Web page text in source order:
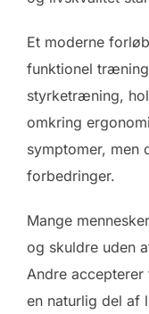
Et moderne
funktionel
styrketræning,
omkring
symptomer, men
forbedringer.
Mange
og skuldre uden
Andre
en naturlig del af